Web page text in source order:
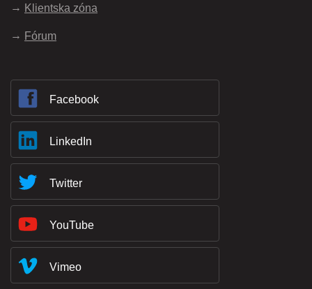
Klientska zóna
Fórum
Facebook
LinkedIn
Twitter
YouTube
Vimeo